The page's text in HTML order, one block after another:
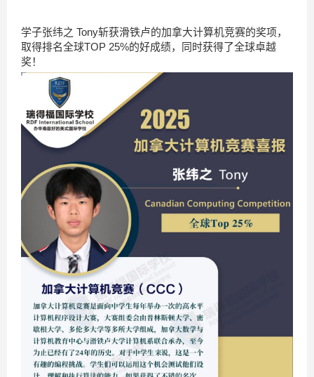
学子张纬之 Tony斩获滑铁卢的加拿大计算机竞赛的奖项，
取得排名全球TOP 25%的好成绩，同时获得了全球卓越
奖！